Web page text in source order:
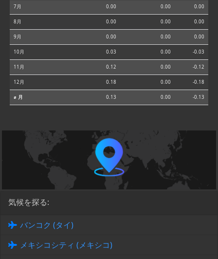
7月 0.00 0.00 0.00
8月 0.00 0.00 0.00
9月 0.00 0.00 0.00
10月 0.03 0.00 -0.03
11月 0.12 0.00 -0.12
12月 0.18 0.00 -0.18
⌀ 月 0.13 0.00 -0.13
気候を探る:
バンコク (タイ)
メキシコシティ (メキシコ)